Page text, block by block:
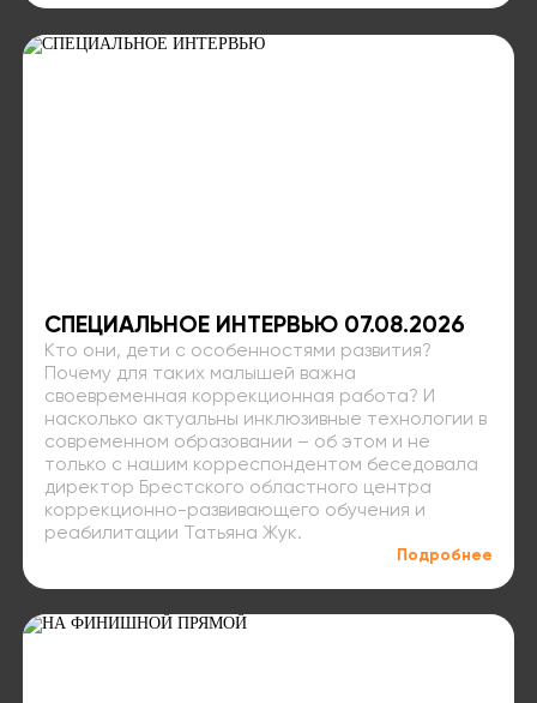
СПЕЦИАЛЬНОЕ ИНТЕРВЬЮ 07.08.2026
Кто они, дети с особенностями развития?
Почему для таких малышей важна
своевременная коррекционная работа? И
насколько актуальны инклюзивные технологии в
современном образовании – об этом и не
только с нашим корреспондентом беседовала
директор Брестского областного центра
коррекционно-развивающего обучения и
реабилитации Татьяна Жук.
Подробнее